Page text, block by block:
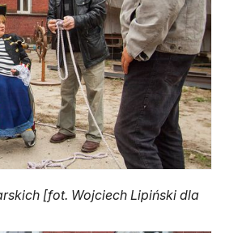
[fot. Wojciech Lipiński dla